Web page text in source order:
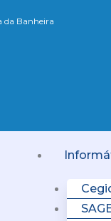
da Banheira
Menu